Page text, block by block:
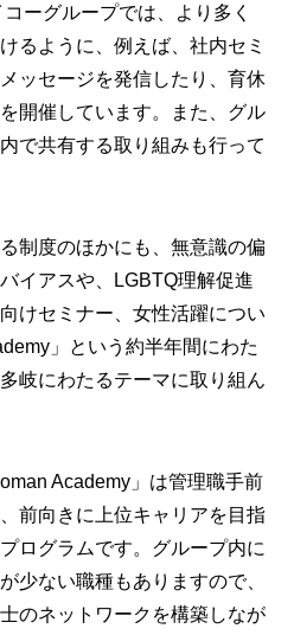
ーグループでは、より多く
るように、例えば、社内セミ
ッセージを発信したり、育休
開催しています。また、グル
で共有する取り組みも行って
制度のほかにも、無意識の偏
イアスや、LGBTQ理解促進
けセミナー、女性活躍につい
」という約半年間にわた
岐にわたるテーマに取り組ん
Academy」は管理職手前
前向きに上位キャリアを目指
ログラムです。グループ内に
少ない職種もありますので、
のネットワークを構築しなが